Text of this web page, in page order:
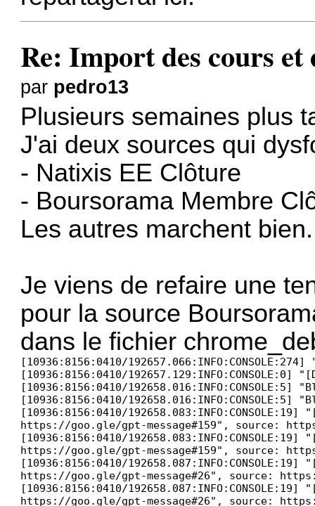
Re: Import des cours
par pedro13
Plusieurs semaines plus
J'ai deux sources qui
- Natixis EE Clôture
- Boursorama Membre
Les autres marchent bien.
Je viens de refaire une
pour la source
dans le fichier
[10936:8156:0410/192657.066:INFO:CONSOLE:274] "JQMIGRATE: Migrate is installed with logging active, version 3.0.0", source: https://www.boursorama.com/build/foot1c08b7ef155ffbb3b9dd.js (274)
[10936:8156:0410/192657.129:INFO:CONSOLE:0] "[DOM] Input elements should have autocomplete attributes (suggested: "current-password"): (More info: https://goo.gl/9p2vKq) %o", source: https://www.boursorama.com/bourse/ (0)
[10936:8156:0410/192658.016:INFO:CONSOLE:5] "Blocked script execution in 'about:blank' because the document's frame is sandboxed and the 'allow-scripts' permission is not set.", source: https://t.contentsquare.net/uxa/5e822f66900d8.js (5)
[10936:8156:0410/192658.016:INFO:CONSOLE:5] "Blocked script execution in 'about:blank' because the document's frame is sandboxed and the 'allow-scripts' permission is not set.", source: https://t.contentsquare.net/uxa/5e822f66900d8.js (5)
[10936:8156:0410/192658.083:INFO:CONSOLE:19] "[GPT] Invalid value encountered when calling: googletag.setConfig.targeting: {}
https://goo.gle/gpt-message#159", source: https://securepubads.g.doubleclick.net/pagead/managed/js/gpt/m202604080101/pubads_impl.js?cb=31097742 (19)
[10936:8156:0410/192658.083:INFO:CONSOLE:19] "[GPT] Invalid value encountered when calling: googletag.setConfig.targeting: {}
https://goo.gle/gpt-message#159", source: https://securepubads.g.doubleclick.net/pagead/managed/js/gpt/m202604080101/pubads_impl.js?cb=31097742 (19)
[10936:8156:0410/192658.087:INFO:CONSOLE:19] "[GPT] Div ID passed to googletag.display() does not match any defined slots: brs-gpt-ad-floating-1000x700.
https://goo.gle/gpt-message#26", source: https://securepubads.g.doubleclick.net/pagead/managed/js/gpt/m202604080101/pubads_impl.js?cb=31097742 (19)
[10936:8156:0410/192658.087:INFO:CONSOLE:19] "[GPT] Div ID passed to googletag.display() does not match any defined slots: brs-gpt-ad-anchor-320x100.
https://goo.gle/gpt-message#26", source: https://securepubads.g.doubleclick.net/pagead/managed/js/gpt/m202604080101/pubads_impl.js?cb=31097742 (19)
[10936:22004:0410/192658.209:WARNING:cef\libcef\browser\browser_info.cc:370] Returning a speculative frame for [820,12]
[10936:8156:0410/192658.277:WARNING:cef\libcef\browser\browser_info.cc:370] Returning a speculative frame for [820,12]
[10936:8156:0410/192658.277:WARNING:cef\libcef\browser\browser_info.cc:370] Returning a speculative frame